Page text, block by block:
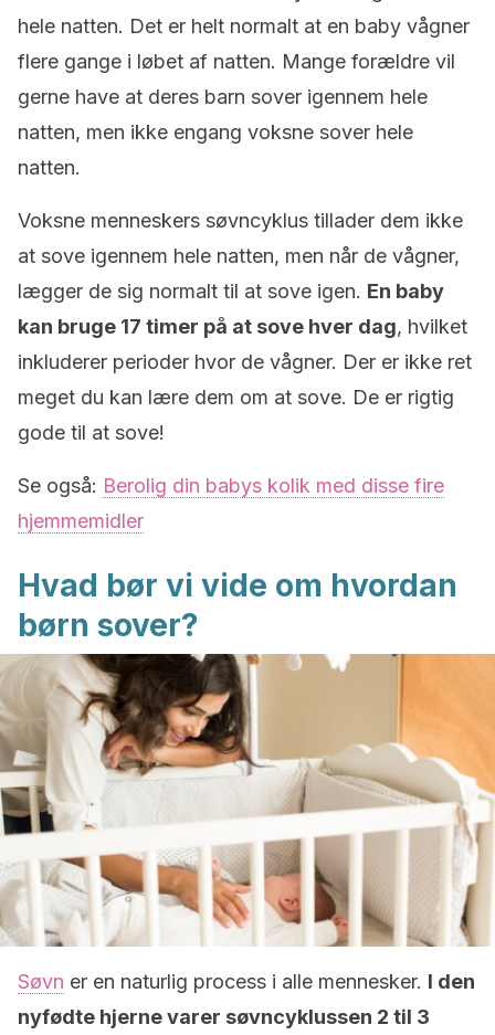
hele natten. Det er helt normalt at en baby vågner
flere gange i løbet af natten. Mange forældre vil
gerne have at deres barn sover igennem hele
natten, men ikke engang voksne sover hele
natten.
Voksne menneskers søvncyklus tillader dem ikke
at sove igennem hele natten, men når de vågner,
lægger de sig normalt til at sove igen. En baby
kan bruge 17 timer på at sove hver dag, hvilket
inkluderer perioder hvor de vågner. Der er ikke ret
meget du kan lære dem om at sove. De er rigtig
gode til at sove!
Se også: Berolig din babys kolik med disse fire
hjemmemidler
Hvad bør vi vide om hvordan
børn sover?
Søvn er en naturlig process i alle mennesker. I den
nyfødte hjerne varer søvncyklussen 2 til 3